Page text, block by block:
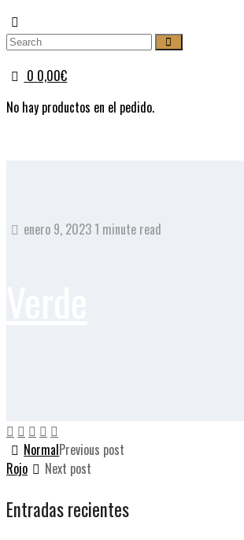
0 0,00€
No hay productos en el pedido.
enero 9, 2023 1 minute read
NormalPrevious post
Rojo
Next post
Entradas recientes